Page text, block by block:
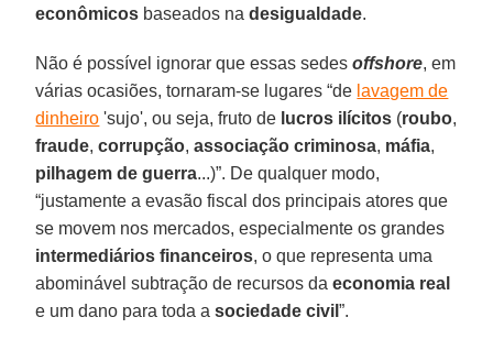
econômicos baseados nadesigualdade.
Não é possível ignorar que essas sedesoffshore, em
várias ocasiões, tornaram-se lugares “de lavagem de
dinheiro 'sujo', ou seja, fruto de lucros ilícitos (roubo,
fraude, corrupção, associação criminosa, máfia,
pilhagem de guerra...)”. De qualquer modo,
“justamente a evasão fiscal dos principais atores que
se movem nos mercados, especialmente os grandes
intermediários financeiros, o que representa uma
abominável subtração de recursos daeconomia real
e um dano para toda a sociedade civil”.